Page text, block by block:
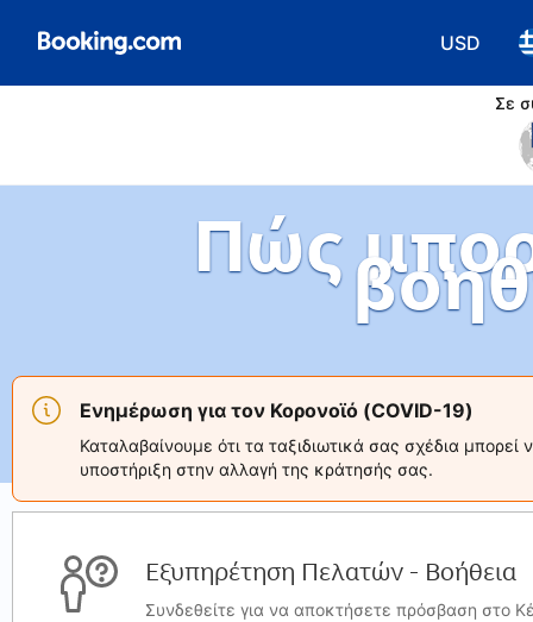
USD
Σε
Πώς
Ενημέρωση για τον Κορονοϊό (COVID-19)
Καταλαβαίνουμε ότι τα ταξιδιωτικά σας σχέδια
υποστήριξη στην αλλαγή της κράτησής σας.
Εξυπηρέτηση Πελατών - Βοήθεια
Συνδεθείτε για να αποκτήσετε πρόσβαση στο